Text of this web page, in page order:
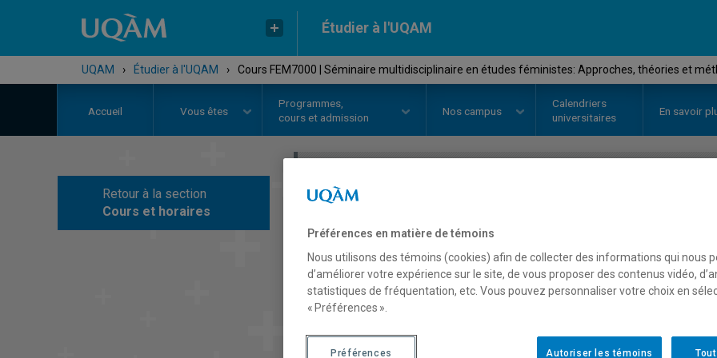
Étudier à l'UQAM
UQAM › Étudier à l'UQAM › Cours FEM7000 | Séminaire multidisciplinaire en études féministes: Approches, théories et
Accueil Vous êtes
Programmes,
cours et admission
Nos campus
Calendriers
universitaires
En savoir
Retour à la section
Cours et horaires
COURS
Séminaire
études féministes:
méthodes de recherche
Horaire - Été 2026
Préférences en matière de témoins
Nous utilisons des témoins (cookies) afin de collecter des informations qui nous
d’améliorer votre expérience sur le site, de vous proposer des contenus vidéo,
statistiques de fréquentation, etc. Vous pouvez personnaliser votre choix en
« Préférences ».
Autoriser les témoins
Préférences